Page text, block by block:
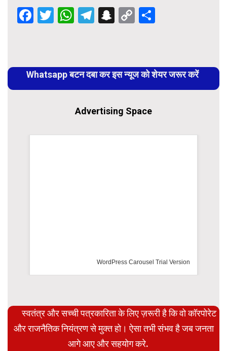
Facebook
Twitter
WhatsApp
Telegram
Snapchat
Copy
Reading
Whatsapp बटन दबा कर इस न्यूज को शेयर जरूर करें
Advertising Space
WordPress Carousel Trial Version
स्वतंत्र और सच्ची पत्रकारिता के लिए ज़रूरी है कि वो कॉरपोरेट
और राजनैतिक नियंत्रण से मुक्त हो। ऐसा तभी संभव है जब जनता
आगे आए और सहयोग करे.